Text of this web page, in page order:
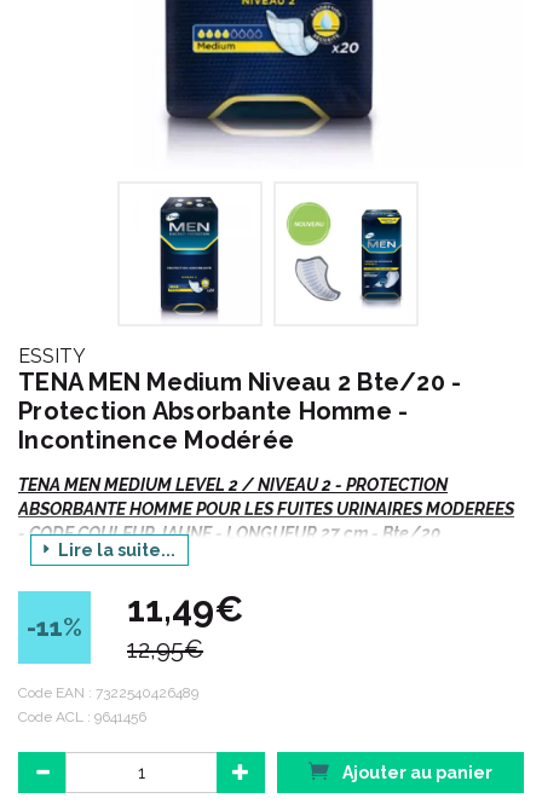
ESSITY
TENA MEN Medium Niveau 2 Bte/20 -
Protection Absorbante Homme -
Incontinence Modérée
TENA MEN MEDIUM LEVEL 2 / NIVEAU 2 - PROTECTION
ABSORBANTE HOMME POUR LES FUITES URINAIRES MODEREES
- CODE COULEUR JAUNE - LONGUEUR 27 cm - Bte/20
Description :
TENA Men Level 2 est une protection sûre qui épouse les
formes de l' anatomie masculine. Protection discrète et sécurité
Lire la suite...
-11% 11,49€
12,95€
Code EAN : 7322540426489
Code ACL : 9641456
Ajouter au panier